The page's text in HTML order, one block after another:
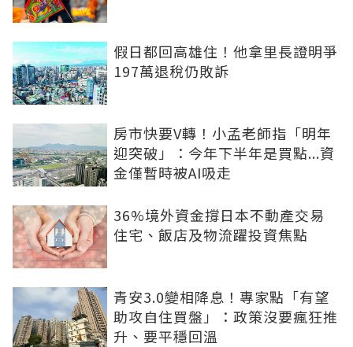
假日都回高雄住！他拿里長證明爭
197萬退稅仍敗訴
房市快要V轉！小孟老師指「明年
迎突破」：今年下半年是買點...資
金僅暫時被AI吸走
36%境外資金撐日本不動產交易
住宅、飯店及物流躍投資焦點
青安3.0變相降息！專家點「有望
助攻自住買盤」：政策沒要瘋狂推
升、要平穩回溫